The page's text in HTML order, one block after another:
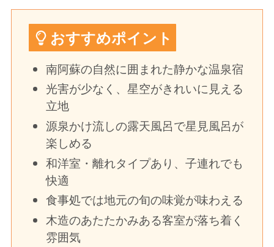
おすすめポイント
南阿蘇の自然に囲まれた静かな温泉宿
光害が少なく、星空がきれいに見える
立地
源泉かけ流しの露天風呂で星見風呂が
楽しめる
和洋室・離れタイプあり、子連れでも
快適
食事処では地元の旬の味覚が味わえる
木造のあたたかみある客室が落ち着く
雰囲気